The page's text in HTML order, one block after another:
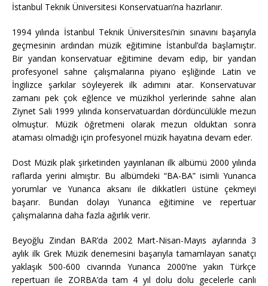
İstanbul Teknik Üniversitesi Konservatuarı’na hazırlanır.
1994 yılında İstanbul Teknik Üniversitesi’nin sınavını başarıyla
geçmesinin ardından müzik eğitimine İstanbul’da başlamıştır.
Bir yandan konservatuar eğitimine devam edip, bir yandan
profesyonel sahne çalışmalarına piyano eşliğinde Latin ve
İngilizce şarkılar söyleyerek ilk adımını atar. Konservatuvar
zamanı pek çok eğlence ve müzikhol yerlerinde sahne alan
Ziynet Sali 1999 yılında konservatuardan dördüncülükle mezun
olmuştur. Müzik öğretmeni olarak mezun olduktan sonra
ataması olmadığı için profesyonel müzik hayatına devam eder.
Dost Müzik plak şirketinden yayınlanan ilk albümü 2000 yılında
raflarda yerini almıştır. Bu albümdeki “BA-BA” isimli Yunanca
yorumlar ve Yunanca aksanı ile dikkatleri üstüne çekmeyi
başarır. Bundan dolayı Yunanca eğitimine ve repertuar
çalışmalarına daha fazla ağırlık verir.
Beyoğlu Zindan BAR’da 2002 Mart-Nisan-Mayıs aylarında 3
aylık ilk Grek Müzik denemesini başarıyla tamamlayan sanatçı
yaklaşık 500-600 civarında Yunanca 2000’ne yakın Türkçe
repertuarı ile ZORBA’da tam 4 yıl dolu dolu gecelerle canlı